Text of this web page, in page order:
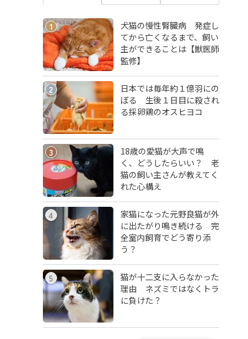
1
犬猫の慢性腎臓病 発症し
てから亡くなるまで、飼い
主ができることは【獣医師
監修】
2
日本では毎年約１億羽にの
ぼる 生後１日目に殺され
る採卵鶏のオスヒヨコ
3
18歳の愛猫が大声で鳴
く、どうしたらいい？ 老
猫の飼い主さんが教えてく
れた心構え
4
家猫になった元野良猫が外
に出たがり鳴き続ける 完
全室内飼育でどう寄り添
う？
5
猫が十二支に入らなかった
理由 ネズミではなくトラ
に負けた？